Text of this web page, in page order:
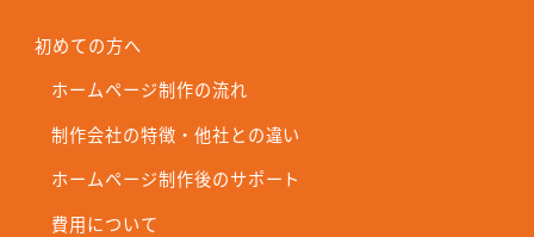
初めての方へ
ホームページ制作の流れ
制作会社の特徴・他社との違い
ホームページ制作後のサポート
費用について